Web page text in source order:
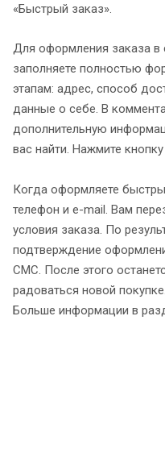
«Быстрый заказ».
Для оформления заказа
заполняете полностью
этапам: адрес, способ
данные о себе. В
дополнительную
вас найти. Нажмите
Когда оформляете
телефон и e-mail. Вам
условия заказа. По
подтверждение
СМС. После этого
радоваться новой покупке.
Больше информации в